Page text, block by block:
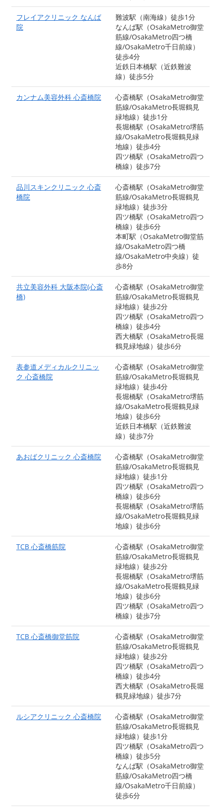
フレイアクリニック なんば
院
難波駅（南海線）徒歩1分
なんば駅（OsakaMetro御堂
筋線/OsakaMetro四つ橋
線/OsakaMetro千日前線）
徒歩4分
近鉄日本橋駅（近鉄難波
線）徒歩5分
カンナム美容外科 心斎橋院
心斎橋駅（OsakaMetro御堂
筋線/OsakaMetro長堀鶴見
緑地線）徒歩1分
長堀橋駅（OsakaMetro堺筋
線/OsakaMetro長堀鶴見緑
地線）徒歩4分
四ツ橋駅（OsakaMetro四つ
橋線）徒歩7分
品川スキンクリニック 心斎
橋院
心斎橋駅（OsakaMetro御堂
筋線/OsakaMetro長堀鶴見
緑地線）徒歩3分
四ツ橋駅（OsakaMetro四つ
橋線）徒歩6分
本町駅（OsakaMetro御堂筋
線/OsakaMetro四つ橋
線/OsakaMetro中央線）徒
歩8分
共立美容外科 大阪本院(心斎
橋)
心斎橋駅（OsakaMetro御堂
筋線/OsakaMetro長堀鶴見
緑地線）徒歩2分
四ツ橋駅（OsakaMetro四つ
橋線）徒歩4分
西大橋駅（OsakaMetro長堀
鶴見緑地線）徒歩6分
表参道メディカルクリニッ
ク 心斎橋院
心斎橋駅（OsakaMetro御堂
筋線/OsakaMetro長堀鶴見
緑地線）徒歩4分
長堀橋駅（OsakaMetro堺筋
線/OsakaMetro長堀鶴見緑
地線）徒歩6分
近鉄日本橋駅（近鉄難波
線）徒歩7分
あおばクリニック 心斎橋院
心斎橋駅（OsakaMetro御堂
筋線/OsakaMetro長堀鶴見
緑地線）徒歩1分
四ツ橋駅（OsakaMetro四つ
橋線）徒歩6分
長堀橋駅（OsakaMetro堺筋
線/OsakaMetro長堀鶴見緑
地線）徒歩6分
TCB 心斎橋筋院
心斎橋駅（OsakaMetro御堂
筋線/OsakaMetro長堀鶴見
緑地線）徒歩2分
長堀橋駅（OsakaMetro堺筋
線/OsakaMetro長堀鶴見緑
地線）徒歩6分
四ツ橋駅（OsakaMetro四つ
橋線）徒歩7分
TCB 心斎橋御堂筋院
心斎橋駅（OsakaMetro御堂
筋線/OsakaMetro長堀鶴見
緑地線）徒歩2分
四ツ橋駅（OsakaMetro四つ
橋線）徒歩4分
西大橋駅（OsakaMetro長堀
鶴見緑地線）徒歩7分
ルシアクリニック 心斎橋院
心斎橋駅（OsakaMetro御堂
筋線/OsakaMetro長堀鶴見
緑地線）徒歩1分
四ツ橋駅（OsakaMetro四つ
橋線）徒歩5分
なんば駅（OsakaMetro御堂
筋線/OsakaMetro四つ橋
線/OsakaMetro千日前線）
徒歩6分